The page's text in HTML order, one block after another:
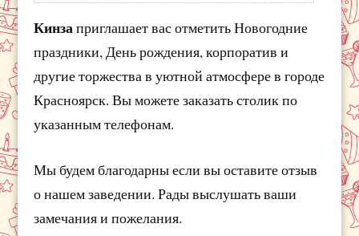
Кинзаприглашает вас отметить Новогодние
праздники, День рождения, корпоратив и
другие торжества в уютной атмосфере в городе
Красноярск. Вы можете заказать столик по
указанным телефонам.
Мы будем благодарны если вы оставите отзыв
о нашем заведении. Рады выслушать ваши
замечания и пожелания.